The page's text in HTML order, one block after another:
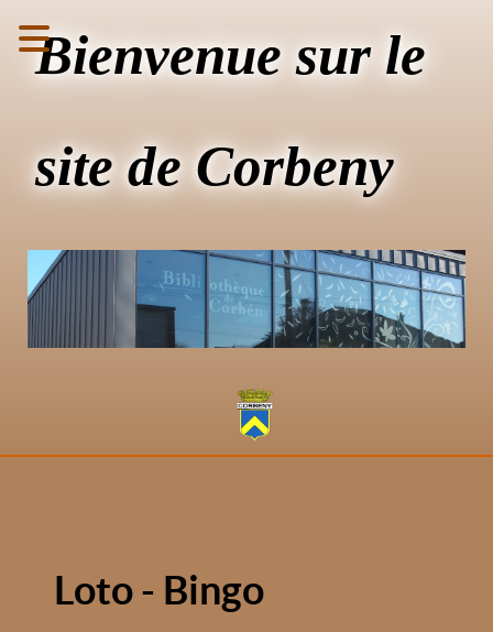
Bienvenue sur le
site de Corbeny
Loto - Bingo